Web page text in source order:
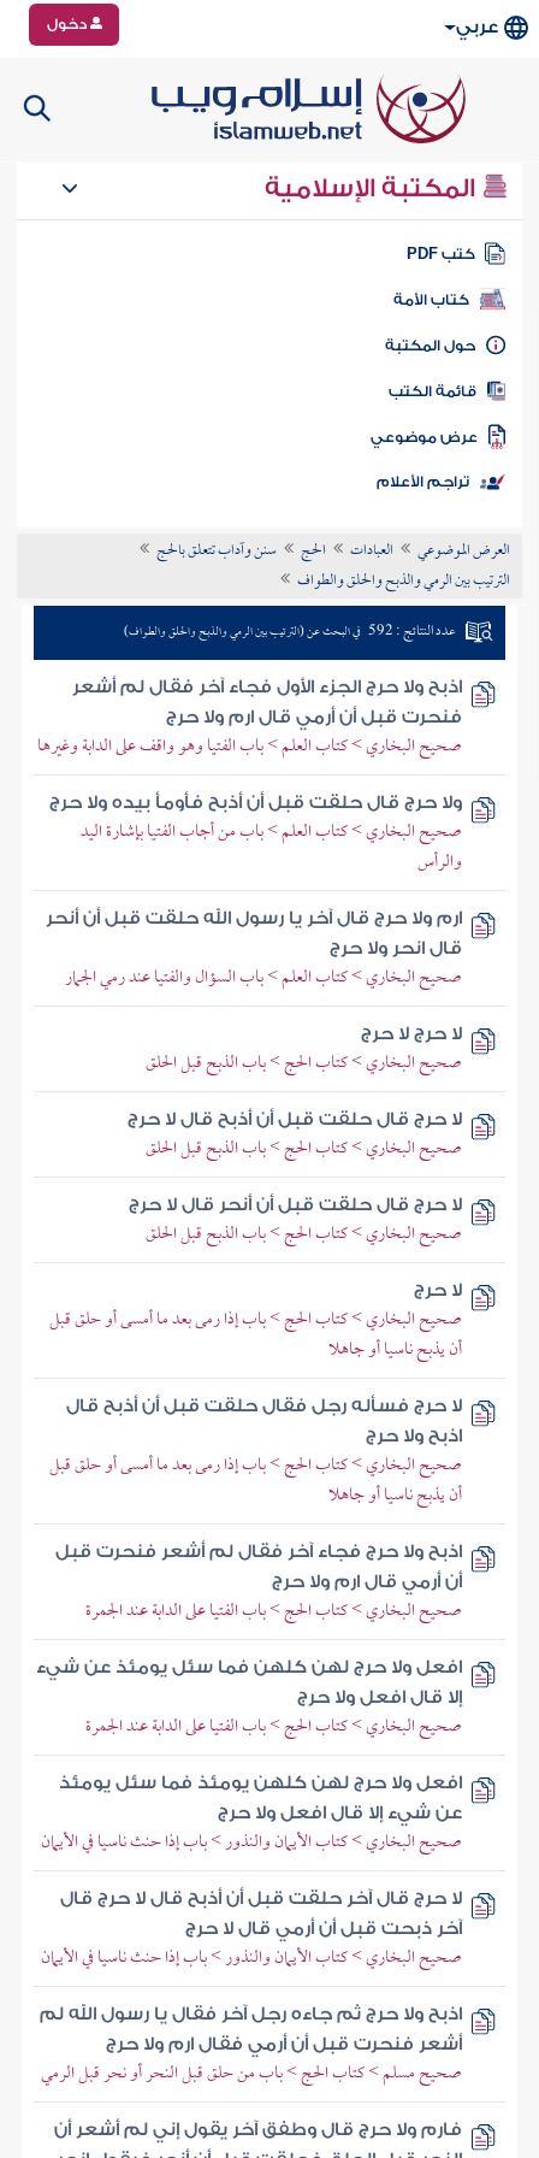
عربي دخول
المكتبة الإسلامية
كتب PDF
كتاب الأمة
المكتبة
الكتب
موضوعي
تراجم الأعلام
العرض الموضوعي العبادات الحج
سنن وآداب تتعلق بالحج
الترتيب بين الرمي والذبح والحلق والطواف
عدد النتائج : 592 في البحث عن (الترتيب بين الرمي والذبح والحلق والطواف)
اذبح ولا حرج الجزء الأول فجاء آخر فقال لم أشعر
فنحرت قبل أن أرمي قال ارم ولا حرج
صحيح البخاري > كتاب العلم > باب الفتيا وهو واقف على الدابة وغيرها
ولا حرج قال حلقت قبل أن أذبح فأومأ بيده ولا حرج
صحيح البخاري > كتاب العلم > باب من أجاب الفتيا بإشارة اليد
والرأس
ارم ولا حرج قال آخر يا رسول الله حلقت قبل أن أنحر
قال انحر ولا حرج
صحيح البخاري > كتاب العلم > باب السؤال والفتيا عند رمي الجمار
لا حرج لا حرج
صحيح البخاري > كتاب الحج > باب الذبح قبل الحلق
لا حرج قال حلقت قبل أن أذبح قال لا حرج
صحيح البخاري > كتاب الحج > باب الذبح قبل الحلق
لا حرج قال حلقت قبل أن أنحر قال لا حرج
صحيح البخاري > كتاب الحج > باب الذبح قبل الحلق
لا حرج
صحيح البخاري > كتاب الحج > باب إذا رمى بعد ما أمسى أو حلق قبل
أن يذبح ناسيا أو جاهلا
لا حرج فسأله رجل فقال حلقت قبل أن أذبح قال
اذبح ولا حرج
صحيح البخاري > كتاب الحج > باب إذا رمى بعد ما أمسى أو حلق قبل
أن يذبح ناسيا أو جاهلا
اذبح ولا حرج فجاء آخر فقال لم أشعر فنحرت قبل
أن أرمي قال ارم ولا حرج
صحيح البخاري > كتاب الحج > باب الفتيا على الدابة عند الجمرة
افعل ولا حرج لهن كلهن فما سئل يومئذ عن شيء
إلا قال افعل ولا حرج
صحيح البخاري > كتاب الحج > باب الفتيا على الدابة عند الجمرة
افعل ولا حرج لهن كلهن يومئذ فما سئل يومئذ
عن شيء إلا قال افعل ولا حرج
صحيح البخاري > كتاب الأيمان والنذور > باب إذا حنث ناسيا في الأيمان
لا حرج قال آخر حلقت قبل أن أذبح قال لا حرج قال
آخر ذبحت قبل أن أرمي قال لا حرج
صحيح البخاري > كتاب الأيمان والنذور > باب إذا حنث ناسيا في الأيمان
اذبح ولا حرج ثم جاءه رجل آخر فقال يا رسول الله لم
أشعر فنحرت قبل أن أرمي فقال ارم ولا حرج
صحيح مسلم > كتاب الحج > باب من حلق قبل النحر أو نحر قبل الرمي
فارم ولا حرج قال وطفق آخر يقول إني لم أشعر أن